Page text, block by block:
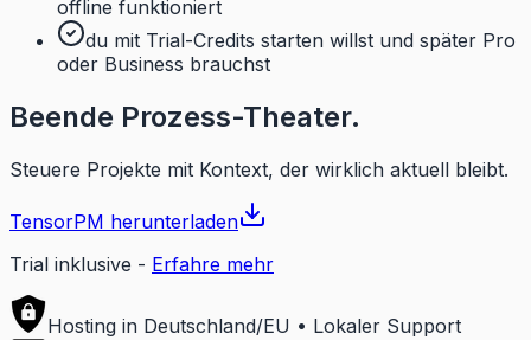
offline funktioniert
du mit Trial-Credits starten willst und später Pro
oder Business brauchst
Beende Prozess-Theater.
Steuere Projekte mit Kontext, der wirklich aktuell bleibt.
TensorPM herunterladen
Trial inklusive - Erfahre mehr
Hosting in Deutschland/EU • Lokaler Support